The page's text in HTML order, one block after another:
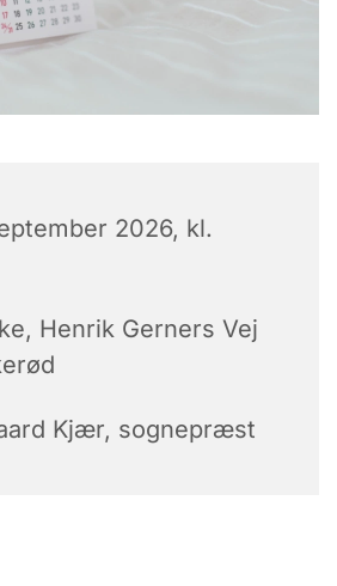
2026, kl.
Henrik Gerners Vej
Kjær, sognepræst